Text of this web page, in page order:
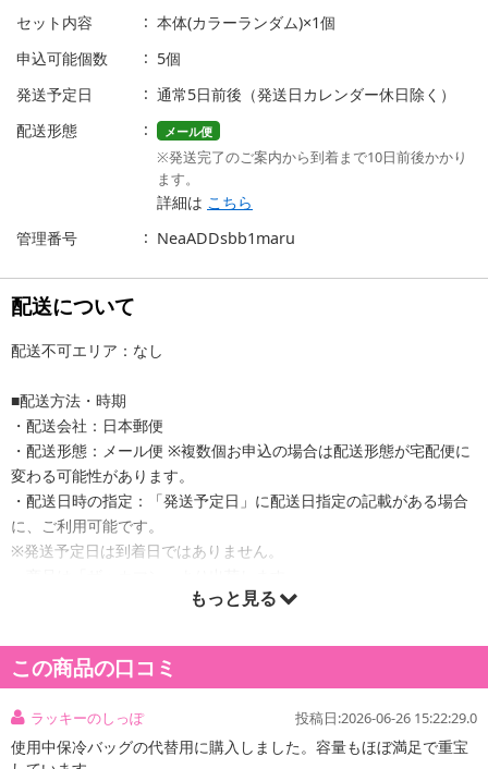
セット内容
本体(カラーランダム)×1個
申込可能個数
5個
発送予定日
通常5日前後（発送日カレンダー休日除く）
配送形態
メール便
※発送完了のご案内から到着まで10日前後かかり
ます。
詳細は こちら
管理番号
NeaADDsbb1maru
配送について
配送不可エリア：なし
■配送方法・時期
・配送会社：日本郵便
・配送形態：メール便 ※複数個お申込の場合は配送形態が宅配便に
変わる可能性があります。
・配送日時の指定：「発送予定日」に配送日指定の記載がある場合
に、ご利用可能です。
※発送予定日は到着日ではありません。
商品詳細
もっと見る
この商品の口コミ
ラッキーのしっぽ 投稿日:2026-06-26 15:22:29.0
使用中保冷バッグの代替用に購入しました。容量もほぼ満足で重宝